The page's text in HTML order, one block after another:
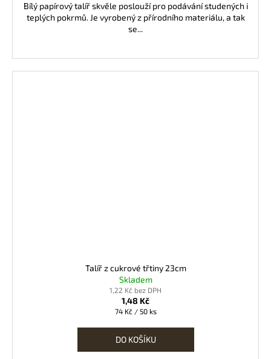
Bílý papírový talíř skvěle poslouží pro podávání studených i
teplých pokrmů. Je vyrobený z přírodního materiálu, a tak
se...
Talíř z cukrové třtiny 23cm
Skladem
1,22 Kč bez DPH
1,48 Kč
Měrná
74 Kč / 50 ks
DO KOŠÍKU